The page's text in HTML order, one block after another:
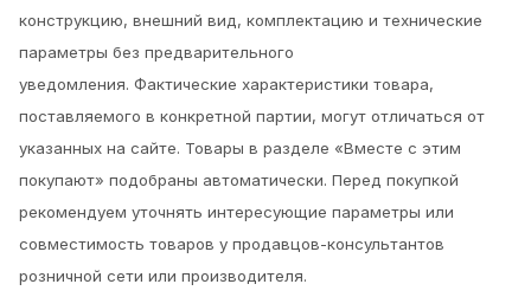
конструкцию, внешний вид, комплектацию и технические
параметры без предварительного
уведомления. Фактические характеристики товара,
поставляемого в конкретной партии, могут отличаться от
указанных на сайте. Товары в разделе «Вместе с этим
покупают» подобраны автоматически. Перед покупкой
рекомендуем уточнять интересующие параметры или
совместимость товаров у продавцов-консультантов
розничной сети или производителя.